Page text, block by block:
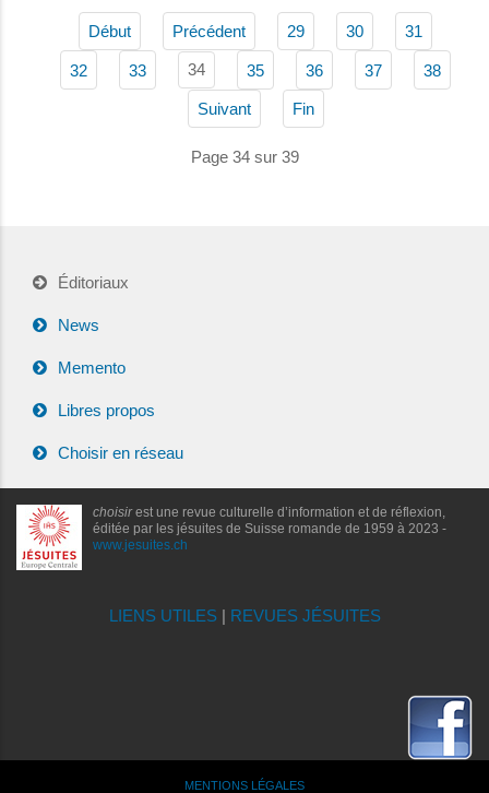
Début Précédent 29 30 31
32 33 34 35 36 37 38
Suivant Fin
Page 34 sur 39
Éditoriaux
News
Memento
Libres propos
Choisir en réseau
choisirest une revue culturelle d’information et de réflexion,
éditée par les jésuites de Suisse romande de 1959 à 2023 -
www.jesuites.ch
LIENS UTILES| REVUES JÉSUITES
MENTIONS LÉGALES